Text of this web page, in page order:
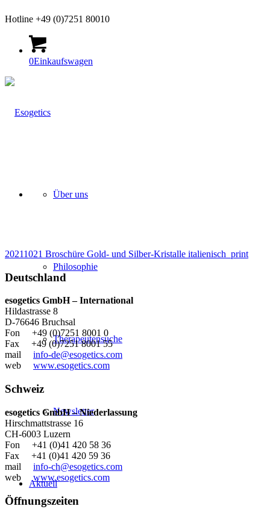
Hotline +49 (0)7251 80010
0Einkaufswagen
Über uns
Philosophie
Therapeutensuche
Newsletter
Aktuell
20211021 Broschüre Gold- und Silber-Kristalle italienisch_print
Deutschland
esogetics GmbH – International
Hildastrasse 8
D-76646 Bruchsal
Fon +49 (0)7251 8001 0
Fax +49 (0)7251 8001 55
mail info-de@esogetics.com
web www.esogetics.com
Schweiz
esogetics GmbH – Niederlassung
Hirschmattstrasse 16
CH-6003 Luzern
Fon +41 (0)41 420 58 36
Fax +41 (0)41 420 59 36
mail info-ch@esogetics.com
web www.esogetics.com
Öffnungszeiten